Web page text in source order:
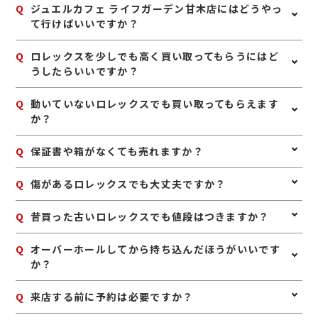
Q ジュエルカフェ ライフガーデン甘木店にはどうやっ
て行けばいいですか？
A
九州大分自動車道甘木ICをおりて車で3分程度の場所に
ライフガーデン甘木があります。そちらの敷地内にジュ
エルカフェ ライフガーデン甘木店があります。向かって
車でのご来店が便利ですが、甘木鉄道甘木駅が最寄りの
駅となっております。
Q
ロレックスを少しでも高く買い取ってもらうにはど
うしたらいいですか？
A ロレックスは、箱、保証書、余りコマ、冊子などの付属
品がそろっていると、査定額に良い影響が出る場合があ
モデルは中古市場での需要も高いため、使わないと思っ
た段階で早めに査定へ出すこともポイントです。
Q 動いていないロレックスでも買い取ってもらえます
か？
A はい、不動のロレックスでも査定可能です。故障や長期
す。まずはそのままの状態でご相談ください。
Q 保証書や箱がなくても売れますか？
A はい、本体のみでも査定は可能です。保証書や箱、余り
っていないロレックスがあれば、お気軽にお持ちくださ
い。
Q 傷があるロレックスでも大丈夫ですか？
A はい、傷や使用感があるロレックスでも査定可能です。
があります。無理に磨かず、そのままお持ちいただくの
がおすすめです。
Q 昔買った古いロレックスでも値段はつきますか？
A はい、古いロレックスでも人気モデルや希少性のあるも
のは高く評価される場合があります。製造年が古くても
Q オーバーホールしてから持ち込んだほうがいいです
か？
A 無理にオーバーホールや修理をしてからお持ち込みいた
Q 来店する前に予約は必要ですか？